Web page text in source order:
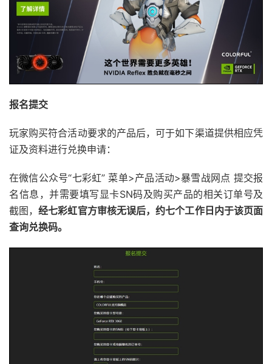
报名提交
玩家购买符合活动要求的产品后，可于如下渠道提供相应凭
证及资料进行兑换申请：
在微信公众号“七彩虹” 菜单>产品活动>暴雪战网点 提交报
名信息，并需要填写显卡SN码及购买产品的相关订单号及
截图，经七彩虹官方审核无误后，约七个工作日内于该页面
查询兑换码。